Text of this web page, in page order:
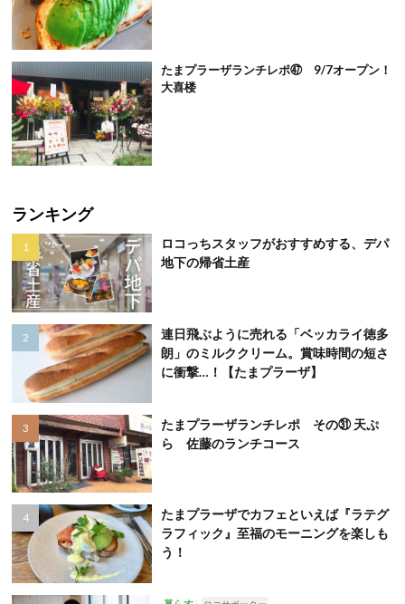
たまプラーザランチレポ㊼ 9/7オープン！
大喜楼
ランキング
ロコっちスタッフがおすすめする、デパ
地下の帰省土産
連日飛ぶように売れる「ベッカライ徳多
朗」のミルククリーム。賞味時間の短さ
に衝撃…！【たまプラーザ】
たまプラーザランチレポ その㉛ 天ぷ
ら 佐藤のランチコース
たまプラーザでカフェといえば『ラテグ
ラフィック』至福のモーニングを楽しも
う！